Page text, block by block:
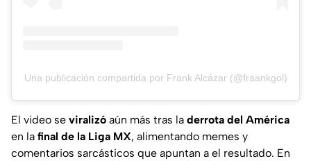
Una publicación compartida por Frank Alcázar (@fraankgol)
El video se viralizó aún más tras la derrota del América
en la final de la Liga MX, alimentando memes y
comentarios sarcásticos que apuntan a el resultado. En